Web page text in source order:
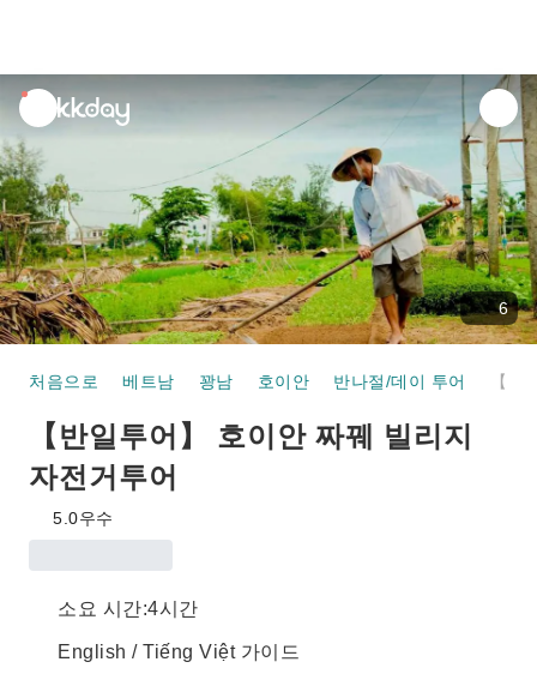
unread
notifications
6
처음으로 베트남 꽝남 호이안 반나절/데이 투어
【반일투어】 호이안 짜꿰 빌리지
자전거투어
5.0우수
소요 시간:4시간
English / Tiếng Việt 가이드